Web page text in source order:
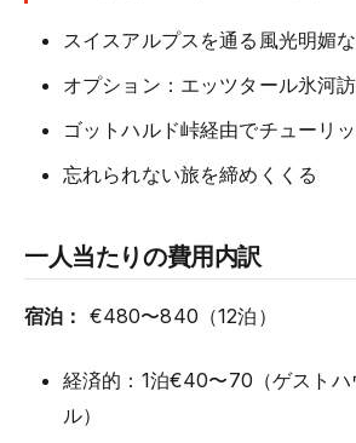
スイスアルプスを通る風光明媚
オプション：エッツタール氷河
ゴットハルド峠経由でチューリ
忘れられない旅を締めくくる
一人当たりの費用内訳
宿泊： €480〜840（12泊）
経済的：1泊€40〜70（ゲストハ
ル）